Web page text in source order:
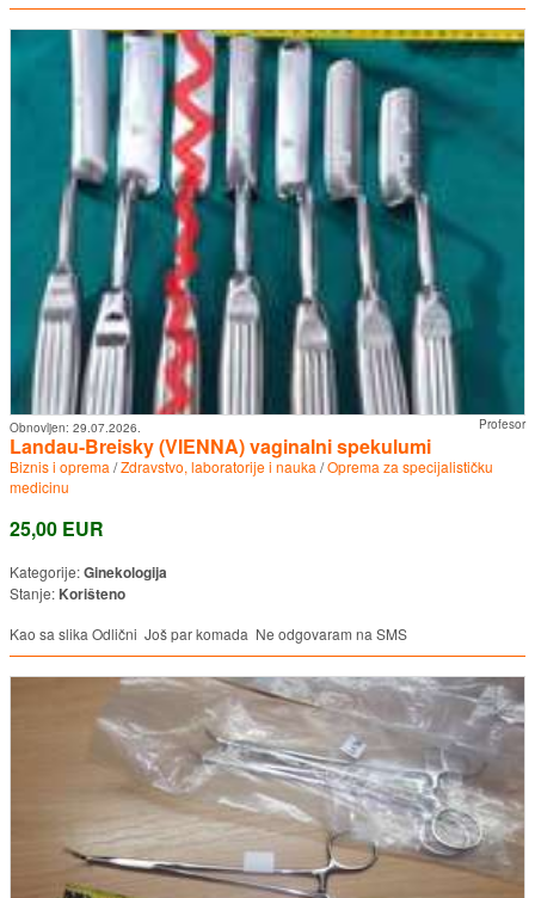
Profesor
Obnovljen: 29.07.2026.
Landau-Breisky (VIENNA) vaginalni spekulumi
Biznis i oprema /Zdravstvo, laboratorije i nauka /Oprema za specijalističku
medicinu
25,00 EUR
Kategorije:Ginekologija
Stanje: Korišteno
Kao sa slika Odlični Još par komada Ne odgovaram na SMS